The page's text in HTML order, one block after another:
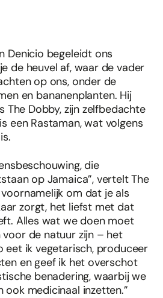
Denicio begeleidt ons
de heuvel af, waar de vader
op ons, onder de
en bananenplanten. Hij
The Dobby, zijn zelfbedachte
een Rastaman, wat volgens
is.
die
op Jamaica”, vertelt The
om dat je als
zorgt, het liefst met dat
Alles wat we doen moet
de natuur zijn – het
eet ik vegetarisch, produceer
en geef ik het overschot
benadering, waarbij we
medicinaal inzetten.”